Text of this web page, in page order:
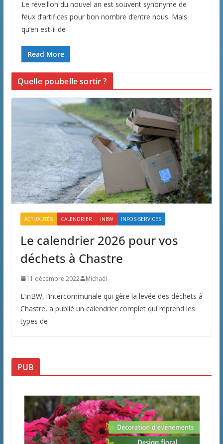
Le réveillon du nouvel an est souvent synonyme de
feux d’artifices pour bon nombre d’entre nous. Mais
qu’en est-il de
Read More
Quelle poubelle sortir ?
ACTUALITÉS CALENDRIER INBW INFOS-SERVICES
Le calendrier 2026 pour vos
déchets à Chastre
11 décembre 2022 Michaël
L’inBW, l’intercommunale qui gère la levée des déchets à
Chastre, a publié un calendrier complet qui reprend les
types de
PUB